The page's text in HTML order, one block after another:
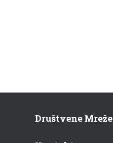
Društvene Mreže